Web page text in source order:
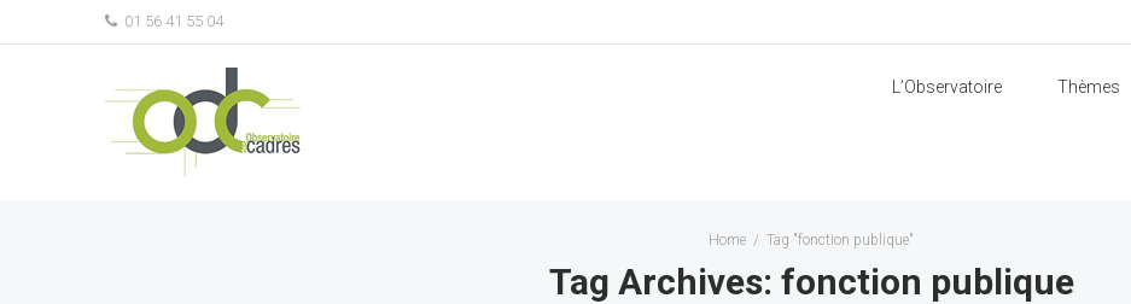
01 56 41 55 04
L’Observatoire Thèmes
Home / Tag "fonction publique"
Tag Archives: fonction publique